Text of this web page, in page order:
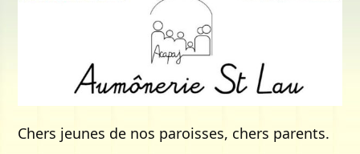
Chers jeunes de nos paroisses, chers parents.